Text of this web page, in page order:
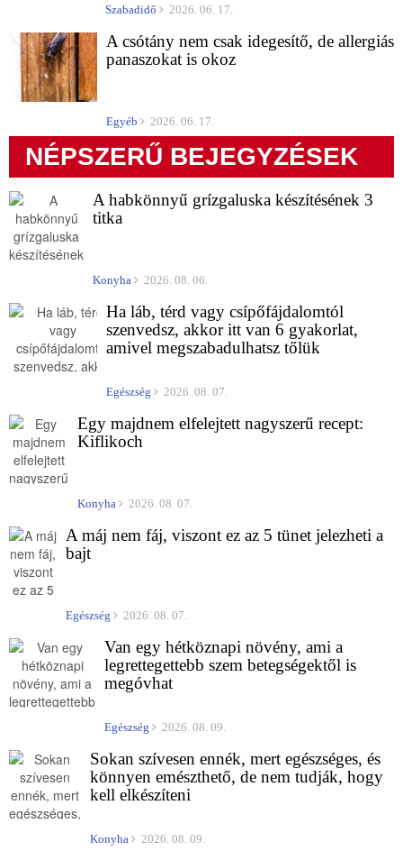
Szabadidő 2026. 06. 17.
A csótány nem csak idegesítő, de allergiás
panaszokat is okoz
Egyéb 2026. 06. 17.
NÉPSZERŰ BEJEGYZÉSEK
A habkönnyű grízgaluska készítésének 3
titka
Konyha 2026. 08. 06.
Ha láb, térd vagy csípőfájdalomtól
szenvedsz, akkor itt van 6 gyakorlat,
amivel megszabadulhatsz tőlük
Egészség 2026. 08. 07.
Egy majdnem elfelejtett nagyszerű recept:
Kiflikoch
Konyha 2026. 08. 07.
A máj nem fáj, viszont ez az 5 tünet jelezheti a
bajt
Egészség 2026. 08. 07.
Van egy hétköznapi növény, ami a
legrettegettebb szem betegségektől is
megóvhat
Egészség 2026. 08. 09.
Sokan szívesen ennék, mert egészséges, és
könnyen emészthető, de nem tudják, hogy
kell elkészíteni
Konyha 2026. 08. 09.